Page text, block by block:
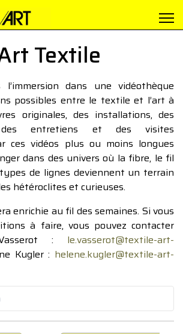
Textile
l’immersion dans une vidéothèque
possibles entre le textile et l’art à
originales, des installations, des
des entretiens et des visites
ces vidéos plus ou moins longues
dans des univers où la fibre, le fil
de lignes deviennent un terrain
hétéroclites et curieuses.
enrichie au fil des semaines. Si vous
à faire, vous pouvez contacter
Vasserot : le.vasserot@textile-art-
Kugler : helene.kugler@textile-art-